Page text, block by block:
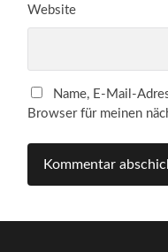
Website
Name, E-Mail-
Browser für meinen